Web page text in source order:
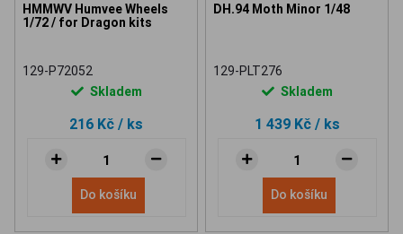
HMMWV Humvee Wheels
1/72 / for Dragon kits
129-P72052
Skladem
216 Kč / ks
Do košíku
DH.94 Moth Minor 1/48
129-PLT276
Skladem
1 439 Kč / ks
Do košíku